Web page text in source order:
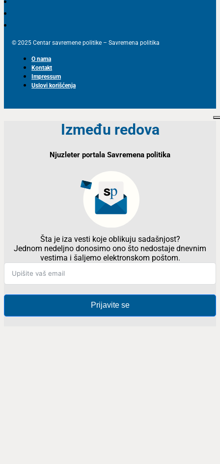
© 2025 Centar savremene politike – Savremena politika
O nama
Kontakt
Impressum
Uslovi korišćenja
Između redova
Njuzleter portala Savremena politika
Šta je iza vesti koje oblikuju sadašnjost?
Jednom nedeljno donosimo ono što nedostaje dnevnim
vestima i šaljemo elektronskom poštom.
Prijavite se